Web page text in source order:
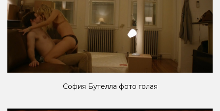
София Бутелла фото голая